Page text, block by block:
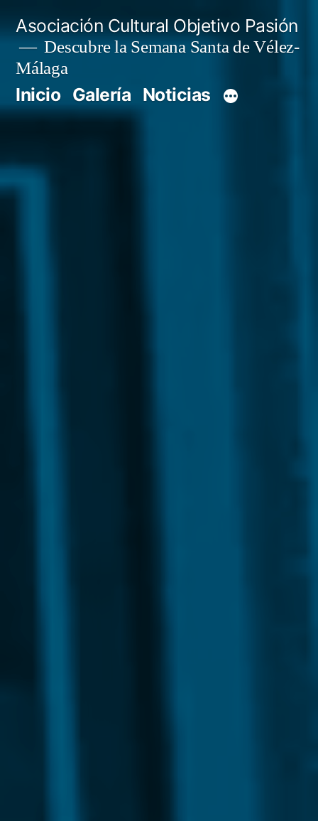
contenido
Asociación Cultural Objetivo Pasión
Descubre la Semana Santa de Vélez-
Málaga
Inicio Galería Noticias